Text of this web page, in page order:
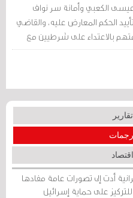
الكعبي وأمانة سر نواف
الحكم المعارض عليه، والقاضي
بالاعتداء على شرطيين مع
تقارير
اقتصاد
أدت إلى تصورات عامة مفادها
على حماية إسرائيل